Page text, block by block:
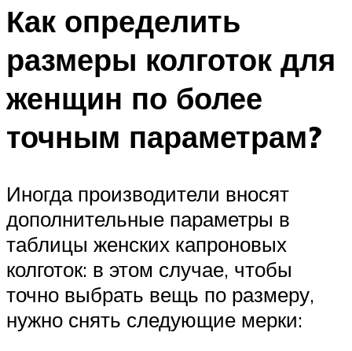
Как определить
размеры колготок для
женщин по более
точным параметрам?
Иногда производители вносят
дополнительные параметры в
таблицы женских капроновых
колготок: в этом случае, чтобы
точно выбрать вещь по размеру,
нужно снять следующие мерки: